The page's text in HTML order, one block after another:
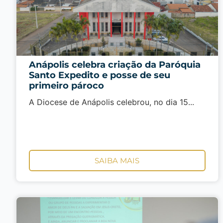
Anápolis celebra criação da Paróquia
Santo Expedito e posse de seu
primeiro pároco
A Diocese de Anápolis celebrou, no dia 15...
SAIBA MAIS